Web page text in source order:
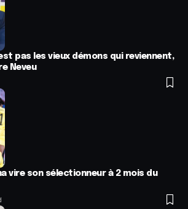
pas les vieux démons qui reviennent,
Neveu
vire son sélectionneur à 2 mois du